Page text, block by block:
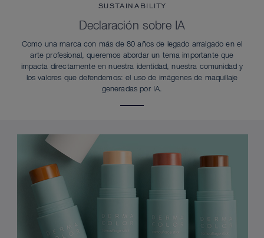
SUSTAINABILITY
Declaración sobre IA
Como una marca con más de 80 años de legado arraigado en el
arte profesional, queremos abordar un tema importante que
impacta directamente en nuestra identidad, nuestra comunidad y
los valores que defendemos: el uso de imágenes de maquillaje
generadas por IA.